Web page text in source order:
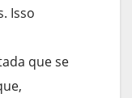
Isso
que se